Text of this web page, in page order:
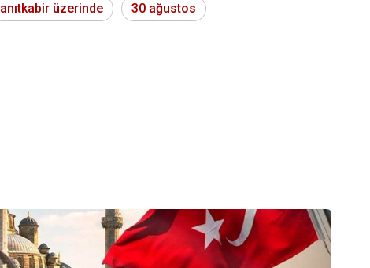
anıtkabir üzerinde 30 ağustos